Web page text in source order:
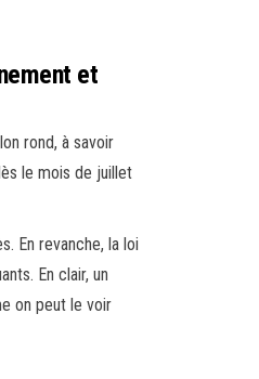
et
rond, à savoir
le mois de juillet
En revanche, la loi
En clair, un
on peut le voir